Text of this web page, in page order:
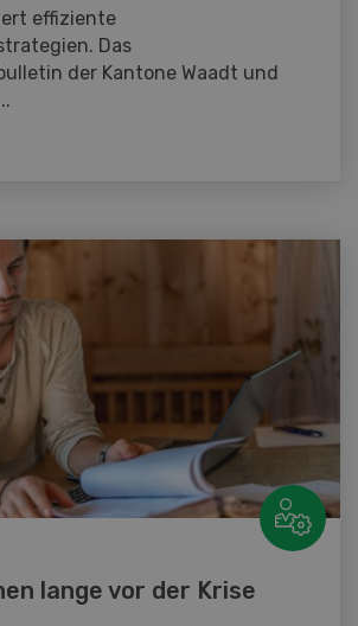
effiziente
Das
der Kantone Waadt und
lange vor der Krise